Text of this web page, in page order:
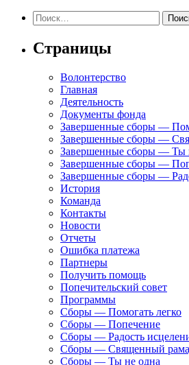
Найти:
Страницы
Волонтерство
Главная
Деятельность
Документы фонда
Завершенные сборы —
Завершенные сборы —
Завершенные сборы — Ты
Завершенные сборы —
Завершенные сборы —
История
Команда
Контакты
Новости
Отчеты
Ошибка платежа
Партнеры
Получить помощь
Попечительский совет
Программы
Сборы — Помогать легко
Сборы — Попечение
Сборы — Радость
Сборы — Священный
Сборы — Ты не одна